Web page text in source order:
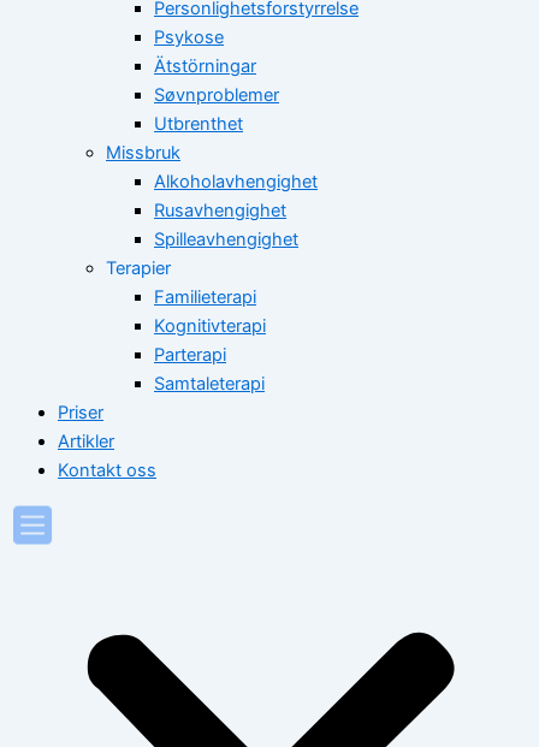
Personlighetsforstyrrelse
Psykose
Ätstörningar
Søvnproblemer
Utbrenthet
Missbruk
Alkoholavhengighet
Rusavhengighet
Spilleavhengighet
Terapier
Familieterapi
Kognitivterapi
Parterapi
Samtaleterapi
Priser
Artikler
Kontakt oss